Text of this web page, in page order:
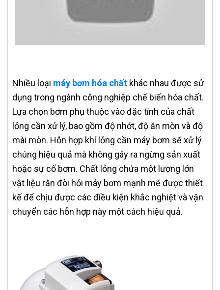
Nhiều loại máy bơm hóa chất khác nhau được sử
dụng trong ngành công nghiệp chế biến hóa chất.
Lựa chọn bơm phụ thuộc vào đặc tính của chất
lỏng cần xử lý, bao gồm độ nhớt, độ ăn mòn và độ
mài mòn. Hỗn hợp khí lỏng cần máy bơm sẽ xử lý
chúng hiệu quả mà không gây ra ngừng sản xuất
hoặc sự cố bơm. Chất lỏng chứa một lượng lớn
vật liệu rắn đòi hỏi máy bơm mạnh mẽ được thiết
kế để chịu được các điều kiện khắc nghiệt và vận
chuyển các hỗn hợp này một cách hiệu quả.